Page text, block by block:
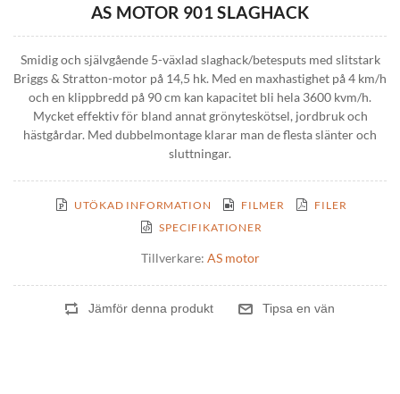
AS MOTOR 901 SLAGHACK
Smidig och självgående 5-växlad slaghack/betesputs med slitstark
Briggs & Stratton-motor på 14,5 hk. Med en maxhastighet på 4 km/h
och en klippbredd på 90 cm kan kapacitet bli hela 3600 kvm/h.
Mycket effektiv för bland annat grönyteskötsel, jordbruk och
hästgårdar. Med dubbelmontage klarar man de flesta slänter och
sluttningar.
UTÖKAD INFORMATION FILMER
FILER
SPECIFIKATIONER
Tillverkare: AS motor